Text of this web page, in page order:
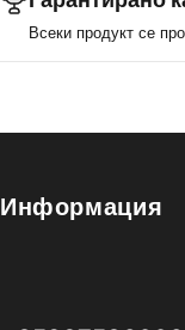
Всеки продукт се
Информация